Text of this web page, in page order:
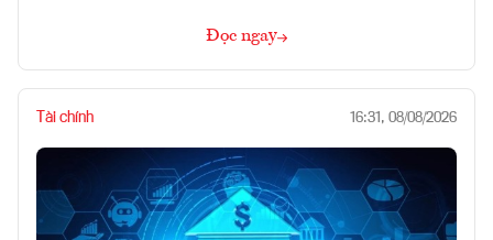
Đọc ngay
Tài chính 16:31, 08/08/2026